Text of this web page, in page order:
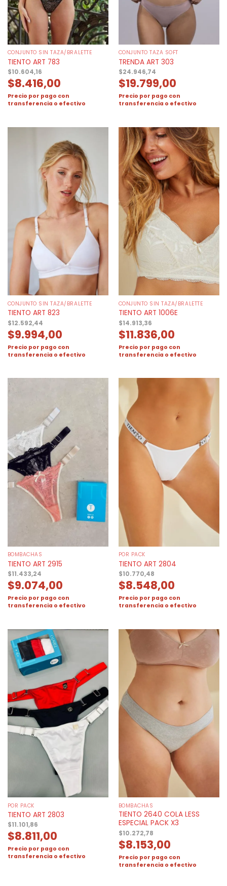
CONJUNTO SIN TAZA/BRALETTE
TIENTO ART 783
$10.604,16
$8.416,00
Precio por pago con
transferencia o efectivo
CONJUNTO TAZA SOFT
TRENDA ART 303
$24.946,74
$19.799,00
Precio por pago con
transferencia o efectivo
CONJUNTO SIN TAZA/BRALETTE
TIENTO ART 823
$12.592,44
$9.994,00
Precio por pago con
transferencia o efectivo
CONJUNTO SIN TAZA/BRALETTE
TIENTO ART 1006E
$14.913,36
$11.836,00
Precio por pago con
transferencia o efectivo
BOMBACHAS
TIENTO ART 2915
$11.433,24
$9.074,00
Precio por pago con
transferencia o efectivo
POR PACK
TIENTO ART 2804
$10.770,48
$8.548,00
Precio por pago con
transferencia o efectivo
POR PACK
TIENTO ART 2803
$11.101,86
$8.811,00
Precio por pago con
transferencia o efectivo
BOMBACHAS
TIENTO 2640 COLA LESS
ESPECIAL PACK X3
$10.272,78
$8.153,00
Precio por pago con
transferencia o efectivo